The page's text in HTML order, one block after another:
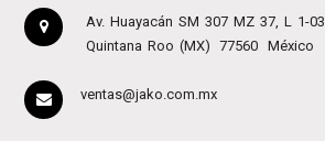
Av. Huayacán SM 307 MZ 37, L 1-03
Quintana Roo (MX)
77560 México
ventas@jako.com.mx